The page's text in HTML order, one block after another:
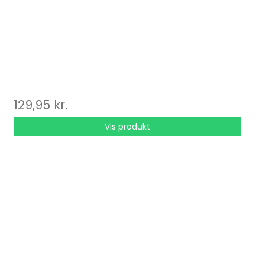
129,95 kr.
Vis produkt